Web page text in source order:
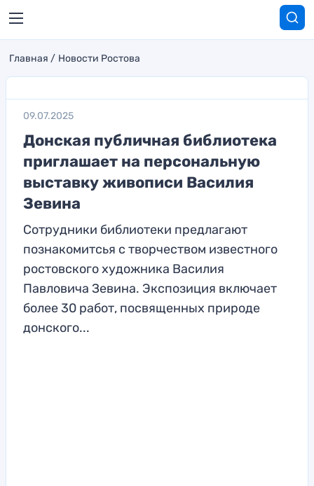
Главная Новости Ростова
09.07.2025
Донская публичная библиотека
приглашает на персональную
выставку живописи Василия
Зевина
Сотрудники библиотеки предлагают
познакомитсья с творчеством известного
ростовского художника Василия
Павловича Зевина. Экспозиция включает
более 30 работ, посвященных природе
донского...